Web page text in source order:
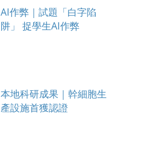
AI作弊｜試題「白字陷
阱」 捉學生AI作弊
本地科研成果｜幹細胞生
產設施首獲認證